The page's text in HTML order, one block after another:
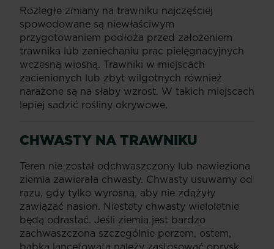
Rozległe zmiany na trawniku najczęściej
spowodowane są niewłaściwym
przygotowaniem podłoża przed założeniem
trawnika lub zaniechaniu prac pielęgnacyjnych
wczesną wiosną. Trawniki w miejscach
zacienionych lub zbyt wilgotnych również
narażone są na słaby wzrost. W takich miejscach
lepiej sadzić rośliny okrywowe.
CHWASTY NA TRAWNIKU
Teren nie został odchwaszczony lub nawieziona
ziemia zawierała chwasty. Chwasty usuwamy od
razu, gdy tylko wyrosną, aby nie zdążyły
zawiązać nasion. Niestety chwasty wieloletnie
będą odrastać. Jeśli ziemia jest bardzo
zachwaszczona szczególnie perzem, ostem,